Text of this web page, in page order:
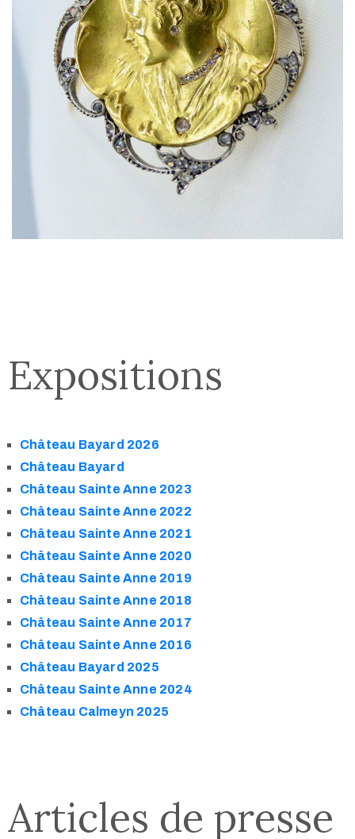
Expositions
Château Bayard 2026
Château Bayard
Château Sainte Anne 2023
Château Sainte Anne 2022
Château Sainte Anne 2021
Château Sainte Anne 2020
Château Sainte Anne 2019
Château Sainte Anne 2018
Château Sainte Anne 2017
Château Sainte Anne 2016
Château Bayard 2025
Château Sainte Anne 2024
Château Calmeyn 2025
Articles de presse